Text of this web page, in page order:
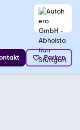
Parken